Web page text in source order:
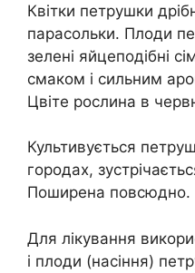
Квітки петрушки
парасольки. Плоди
зелені яйцеподібні
смаком і сильним
Цвіте рослина в
Культивується
городах,
Поширена повсюдно.
Для лікування
і плоди (насіння)